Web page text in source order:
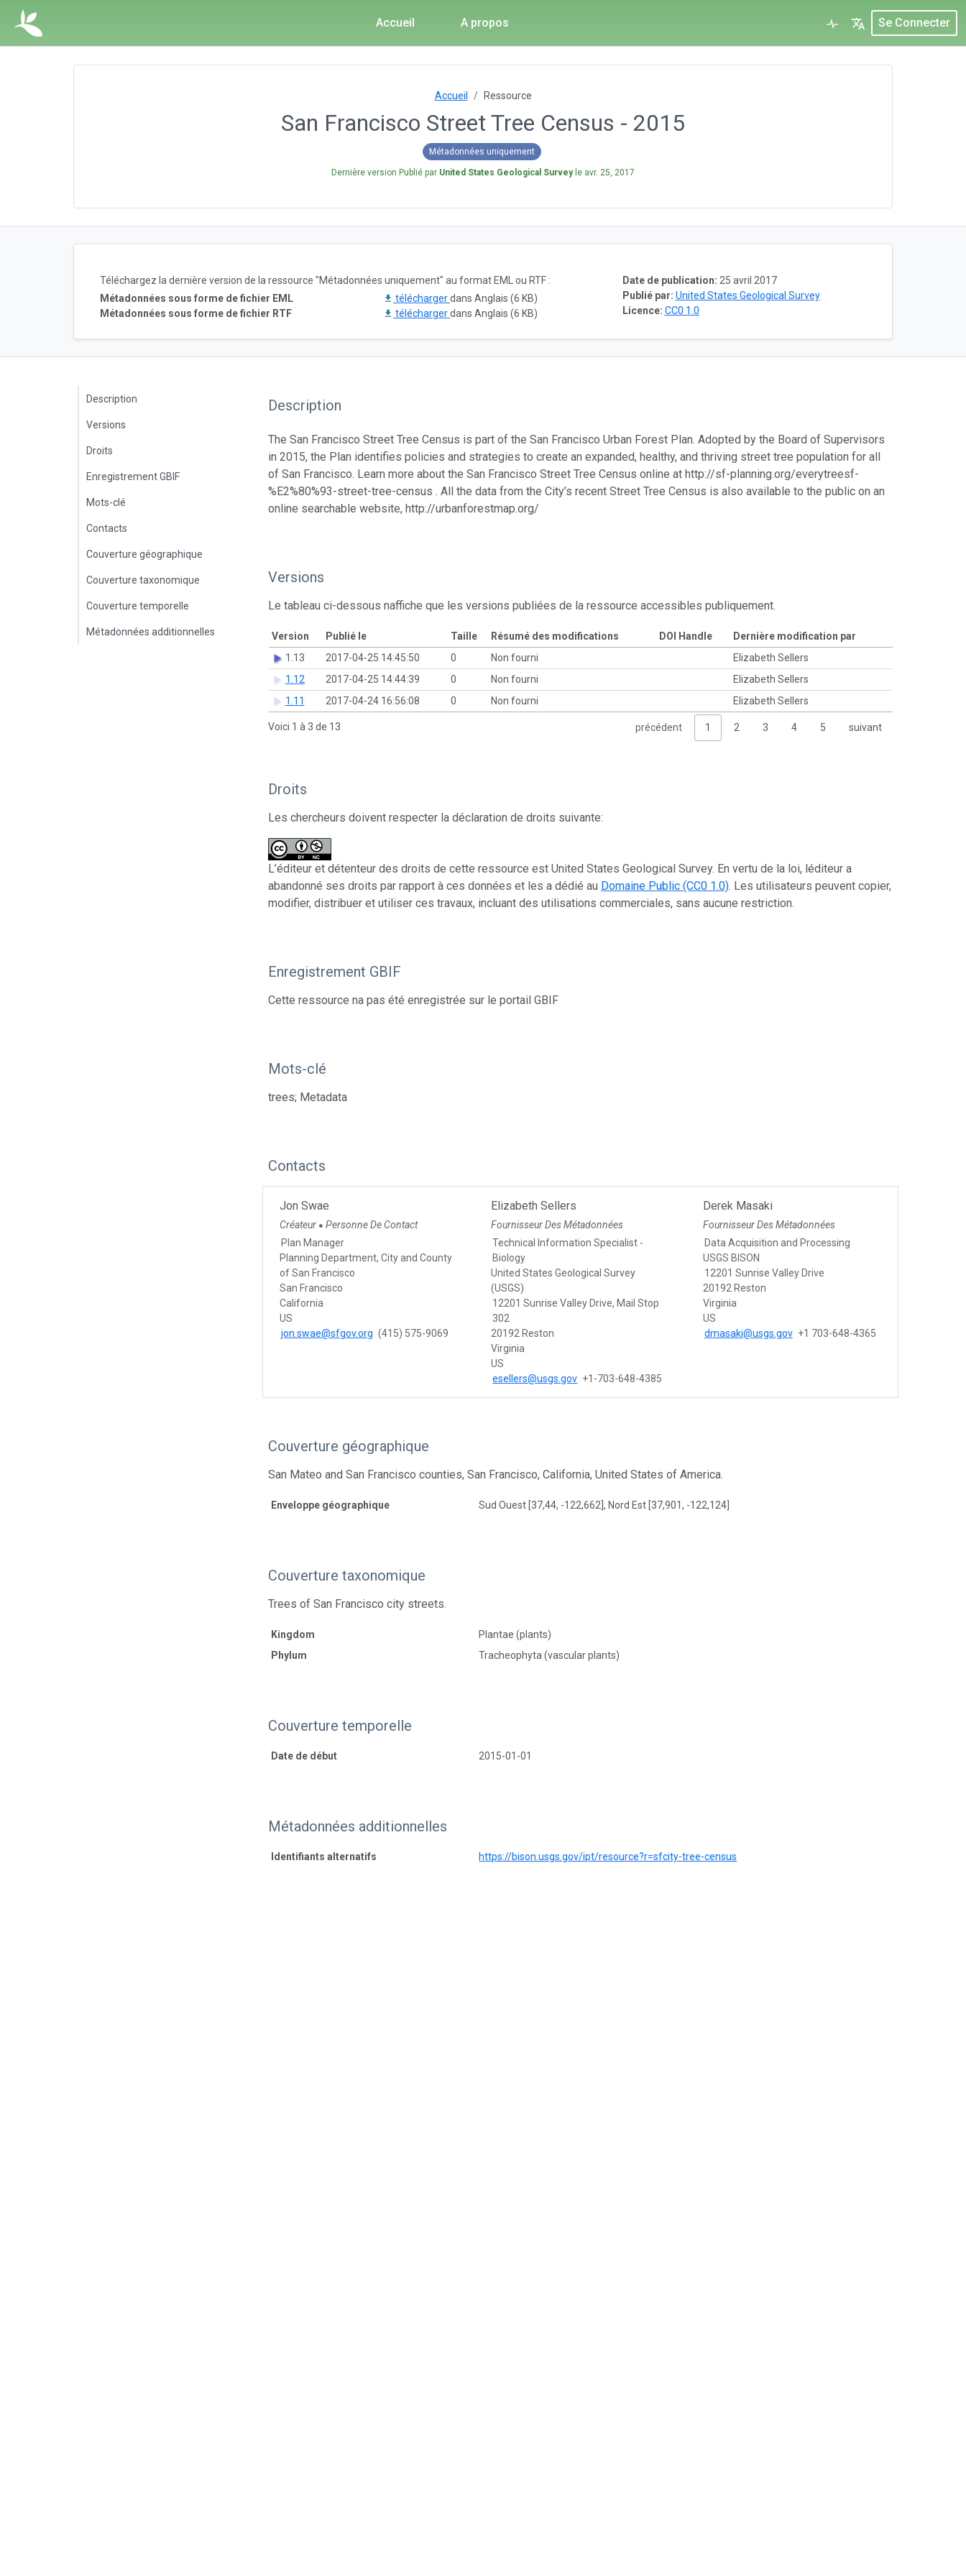
Accueil A propos Se Connecter
Accueil Ressource
San Francisco Street Tree Census - 2015
Métadonnées uniquement
Dernière version Publié par United States Geological Surveyle avr. 25, 2017
Date de publication: 25 avril 2017
Publié par: United States Geological Survey
Licence: CC0 1.0
Téléchargez la dernière version de la ressource "Métadonnées uniquement" au format EML ou RTF :
Métadonnées sous forme de fichier EML
téléchargerdans Anglais (6 KB)
Métadonnées sous forme de fichier RTF
téléchargerdans Anglais (6 KB)
Description
Versions
Droits
Enregistrement GBIF
Mots-clé
Contacts
Couverture géographique
Couverture taxonomique
Couverture temporelle
Métadonnées additionnelles
Description
The San Francisco Street Tree Census is part of the San Francisco Urban Forest Plan. Adopted by the Board of Supervisors
in 2015, the Plan identifies policies and strategies to create an expanded, healthy, and thriving street tree population for all
of San Francisco. Learn more about the San Francisco Street Tree Census online at http://sf-planning.org/everytreesf-
%E2%80%93-street-tree-census . All the data from the City’s recent Street Tree Census is also available to the public on an
online searchable website, http://urbanforestmap.org/
Versions
Le tableau ci-dessous naffiche que les versions publiées de la ressource accessibles publiquement.
Version Publié le Taille Résumé des modifications DOI Handle
Dernière modification par
1.13
2017-04-25 14:45:50 0 Non fourni
Elizabeth Sellers
1.12
2017-04-25 14:44:39 0 Non fourni
Elizabeth Sellers
1.11
2017-04-24 16:56:08 0 Non fourni Elizabeth Sellers
Voici 1 à 3 de 13 précédent 1 2 3 4 5 suivant
Droits
Les chercheurs doivent respecter la déclaration de droits suivante:
L’éditeur et détenteur des droits de cette ressource est United States Geological Survey. En vertu de la loi, léditeur a
abandonné ses droits par rapport à ces données et les a dédié au Domaine Public (CC0 1.0). Les utilisateurs peuvent copier,
modifier, distribuer et utiliser ces travaux, incluant des utilisations commerciales, sans aucune restriction.
Enregistrement GBIF
Cette ressource na pas été enregistrée sur le portail GBIF
Mots-clé
trees; Metadata
Contacts
Jon Swae
Créateur ● Personne De Contact
Plan Manager
Planning Department, City and County
of San Francisco
San Francisco
California
US
jon.swae@sfgov.org (415) 575-9069
Elizabeth Sellers
Fournisseur Des Métadonnées
Technical Information Specialist -
Biology
United States Geological Survey
(USGS)
12201 Sunrise Valley Drive, Mail Stop
302
20192 Reston
Virginia
US
esellers@usgs.gov +1-703-648-4385
Derek Masaki
Fournisseur Des Métadonnées
Data Acquisition and Processing
USGS BISON
12201 Sunrise Valley Drive
20192 Reston
Virginia
US
dmasaki@usgs.gov +1 703-648-4365
Couverture géographique
San Mateo and San Francisco counties, San Francisco, California, United States of America.
Enveloppe géographique Sud Ouest [37,44, -122,662], Nord Est [37,901, -122,124]
Couverture taxonomique
Trees of San Francisco city streets.
Kingdom
Plantae (plants)
Phylum
Tracheophyta (vascular plants)
Couverture temporelle
Date de début 2015-01-01
Métadonnées additionnelles
Identifiants alternatifs https://bison.usgs.gov/ipt/resource?r=sfcity-tree-census